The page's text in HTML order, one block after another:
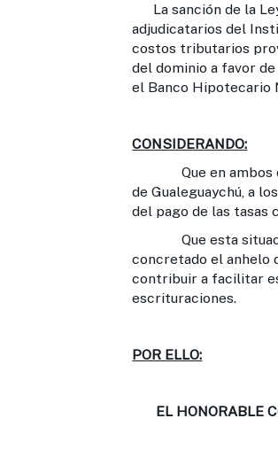
La sanción de la
adjudicatarios del
costos tributarios
del dominio a favor
el Banco Hipotecario
CONSIDERANDO:
Que en ambos
de Gualeguaychú, a
del pago de las tasas
Que esta situación
concretado el anhelo
contribuir a facilitar
escrituraciones.
POR ELLO:
EL HONORABLE